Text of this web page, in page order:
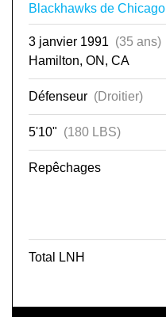
Blackhawks de Chicago
3 janvier 1991 (35 ans)
Hamilton, ON, CA
Défenseur (Droitier)
5'10" (180 LBS)
Repêchages
Total LNH